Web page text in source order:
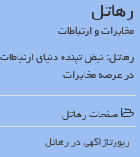
رهاتل
مخابرات و ارتباطات
رهاتل: نبض تپنده دنیای
در عرصه مخابرات
صفحات رهاتل
رپورتاژآگهی در رهاتل